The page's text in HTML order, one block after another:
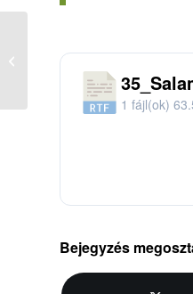
1 fájl(ok)
Bejegyzés
365-35. Salamon nem figyel
fia idején kettészakad az